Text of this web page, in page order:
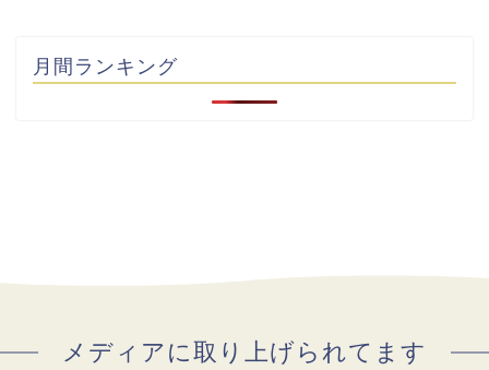
月間ランキング
メディアに取り上げられてます